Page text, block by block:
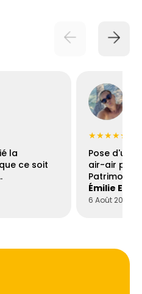
la
ce soit
★★★★★
Pose d'une
air-air par
Patrimoine
Émilie
6 Août 2026